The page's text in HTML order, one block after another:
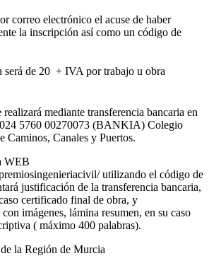
correo electrónico el acuse de haber
la inscripción así como un código de
de 20  + IVA por trabajo u obra
mediante transferencia bancaria en
5760 00270073 (BANKIA) Colegio
Caminos, Canales y Puertos.
WEB
utilizando el código de
justificación de la transferencia bancaria,
certificado final de obra, y
imágenes, lámina resumen, en su caso
( máximo 400 palabras).
la Región de Murcia